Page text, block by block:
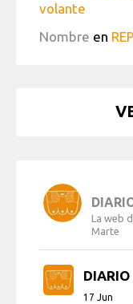
volante
Nombre en
La web
Marte
DIARIO
17 Jun